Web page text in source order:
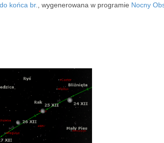
końca br. , wygenerowana w programie Nocny